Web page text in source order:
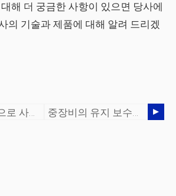
해 더 궁금한 사항이 있으면 당사에
의 기술과 제품에 대해 알려 드리겠
가장 일반적으로 사용되는 산업 기계 가공 공정은 무엇입니까? 중장비의 유지 보수가 얼마나 중요합니까?